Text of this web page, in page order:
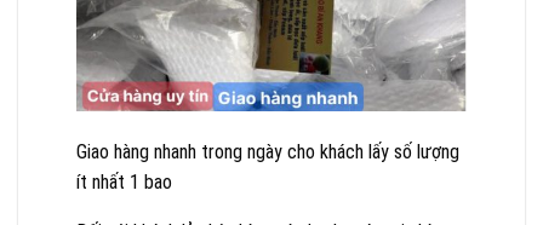
Giao hàng nhanh trong ngày cho khách lấy số lượng
ít nhất 1 bao